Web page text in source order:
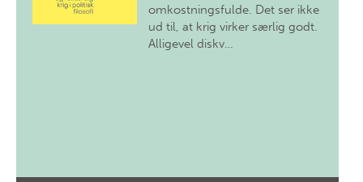
omkostningsfulde. Det ser ikke
ud til, at krig virker særlig godt.
Alligevel diskv…